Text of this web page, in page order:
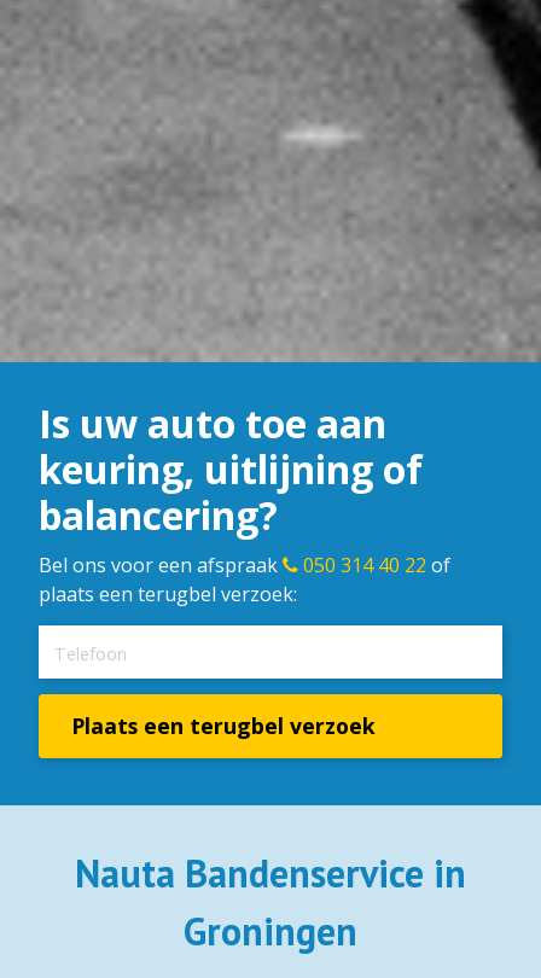
Is uw auto toe aan
keuring, uitlijning of
balancering?
Bel ons voor een afspraak 050 314 40 22 of
plaats een terugbel verzoek:
Nauta Bandenservice in
Groningen